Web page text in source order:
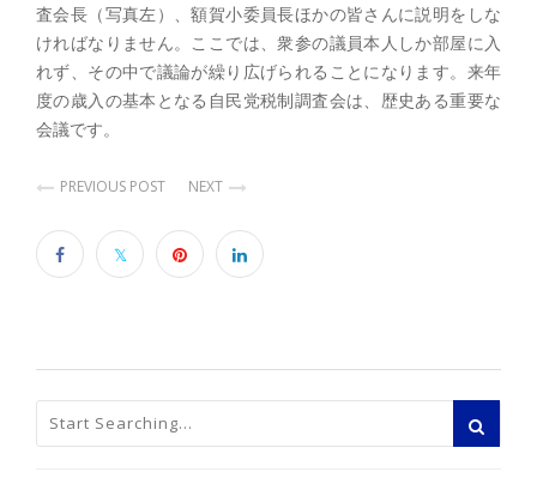
査会長（写真左）、額賀小委員長ほかの皆さんに説明をしな
ければなりません。ここでは、衆参の議員本人しか部屋に入
れず、その中で議論が繰り広げられることになります。来年
度の歳入の基本となる自民党税制調査会は、歴史ある重要な
会議です。
PREVIOUS POST NEXT